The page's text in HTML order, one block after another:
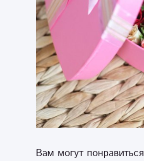
Вам могут понравиться